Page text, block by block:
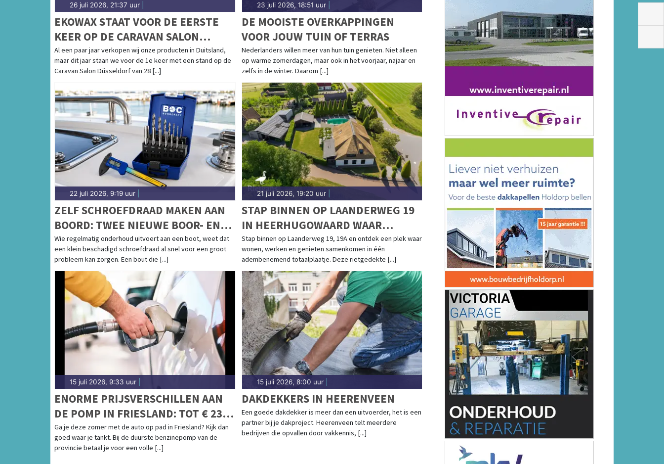
26 juli 2026, 21:37 uur
EKOWAX STAAT VOOR DE EERSTE
KEER OP DE CARAVAN SALON
DÜSSELDORF VAN 28 AUGUSTUS
T/M 6 SEPTEMBER
Al een paar jaar verkopen wij onze producten in Duitsland,
maar dit jaar staan we voor de 1e keer met een stand op de
Caravan Salon Düsseldorf van 28 [...]
23 juli 2026, 18:51 uur|
DE MOOISTE OVERKAPPINGEN
VOOR JOUW TUIN OF TERRAS
Nederlanders willen meer van hun tuin genieten. Niet alleen
op warme zomerdagen, maar ook in het voorjaar, najaar en
zelfs in de winter. Daarom [...]
22 juli 2026, 9:19 uur
ZELF SCHROEFDRAAD MAKEN AAN
BOORD: TWEE NIEUWE BOOR- EN
TAPSETS VOOR BOOTONDERHOUD
Wie regelmatig onderhoud uitvoert aan een boot, weet dat
een klein beschadigd schroefdraad al snel voor een groot
probleem kan zorgen. Een bout die [...]
21 juli 2026, 19:20 uur|
STAP BINNEN OP LAANDERWEG 19
IN HEERHUGOWAARD WAAR
WONEN, WERKEN EN GENIETEN
SAMENKOMEN
Stap binnen op Laanderweg 19, 19A en ontdek een plek waar
wonen, werken en genieten samenkomen in één
adembenemend totaalplaatje. Deze rietgedekte [...]
15 juli 2026, 9:33 uur
ENORME PRIJSVERSCHILLEN AAN
DE POMP IN FRIESLAND: TOT € 23
PER TANK
Ga je deze zomer met de auto op pad in Friesland? Kijk dan
goed waar je tankt. Bij de duurste benzinepomp van de
provincie betaal je voor een volle [...]
15 juli 2026, 8:00 uur|
DAKDEKKERS IN HEERENVEEN
Een goede dakdekker is meer dan een uitvoerder, het is een
partner bij je dakproject. Heerenveen telt meerdere
bedrijven die opvallen door vakkennis, [...]